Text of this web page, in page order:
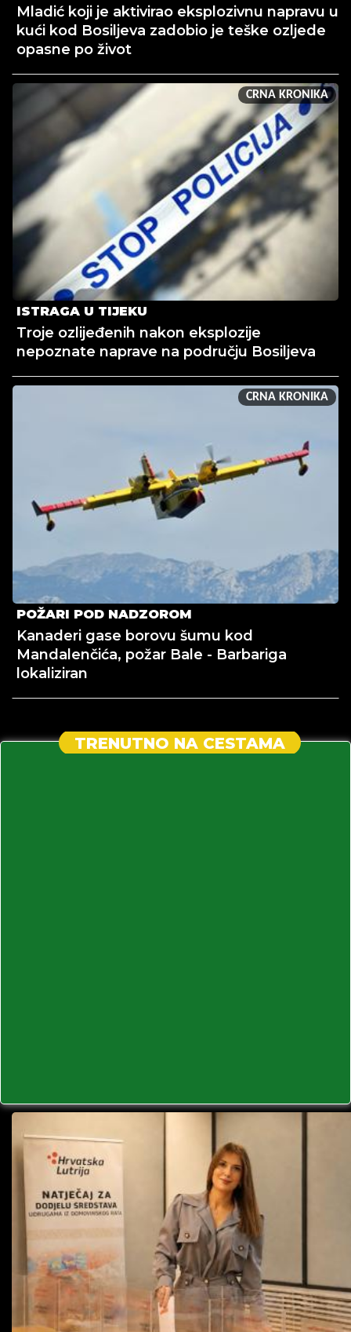
Mladić koji je aktivirao eksplozivnu napravu u
kući kod Bosiljeva zadobio je teške ozljede
opasne po život
CRNA KRONIKA
ISTRAGA U TIJEKU
Troje ozlijeđenih nakon eksplozije
nepoznate naprave na području Bosiljeva
CRNA KRONIKA
POŽARI POD NADZOROM
Kanaderi gase borovu šumu kod
Mandalenčića, požar Bale - Barbariga
lokaliziran
TRENUTNO NA CESTAMA